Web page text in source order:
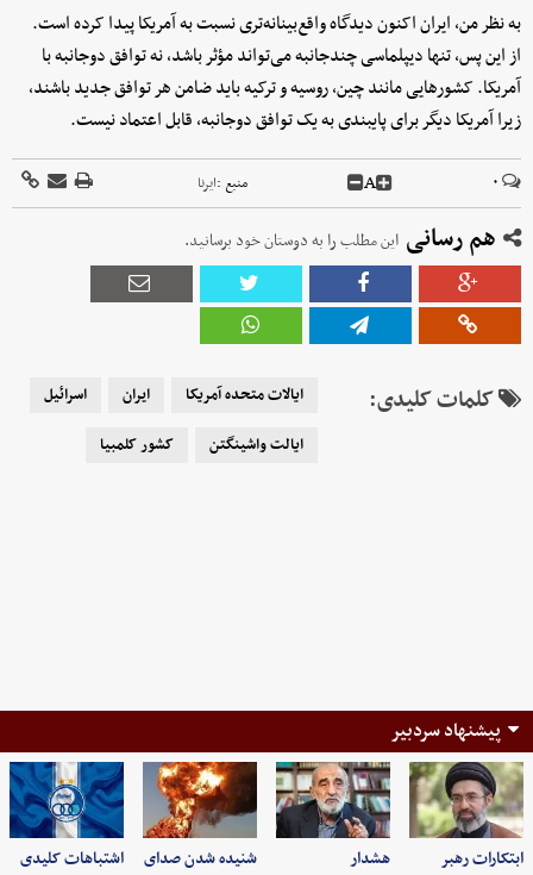
به نظر من، ایران اکنون دیدگاه واقع‌بینانه‌تری نسبت به آمریکا پیدا کرده است.
از این پس، تنها دیپلماسی چندجانبه می‌تواند مؤثر باشد، نه توافق دوجانبه با
آمریکا. کشورهایی مانند چین، روسیه و ترکیه باید ضامن هر توافق جدید باشند،
زیرا آمریکا دیگر برای پایبندی به یک توافق دوجانبه، قابل اعتماد نیست.
۰ A منبع :ایرنا
هم رسانی این مطلب را به دوستان خود برسانید.
کلمات کلیدی: ایالات متحده آمریکا ایران
اسرائیل
ایالت واشینگتن
کشور کلمبیا
پیشنهاد سردبیر
ابتکارات رهبر
هشدار
شنیده شدن صدای
اشتباهات کلیدی